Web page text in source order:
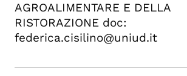
AGROALIMENTARE E DELLA
RISTORAZIONE doc:
federica.cisilino@uniud.it